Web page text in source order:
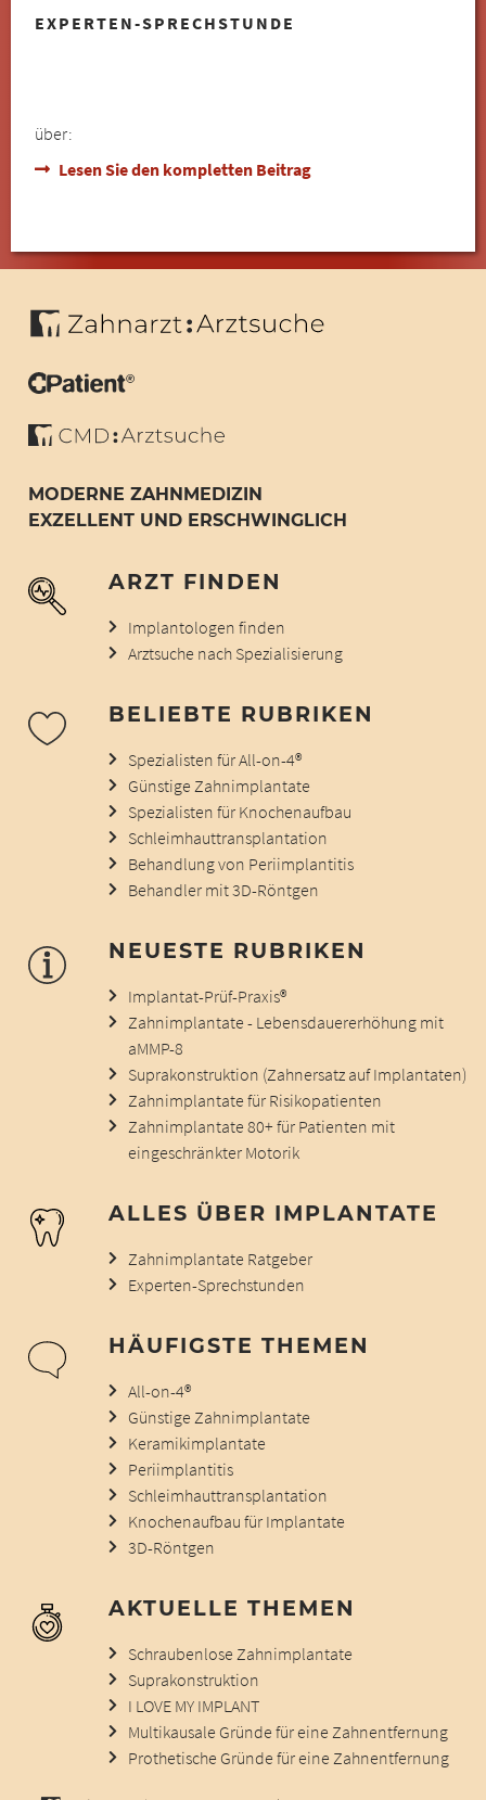
EXPERTEN-SPRECHSTUNDE
über:
Lesen Sie den kompletten Beitrag
MODERNE ZAHNMEDIZIN
EXZELLENT UND ERSCHWINGLICH
ARZT FINDEN
Implantologen finden
Arztsuche nach Spezialisierung
BELIEBTE RUBRIKEN
Spezialisten für All-on-4®
Günstige Zahnimplantate
Spezialisten für Knochenaufbau
Schleimhauttransplantation
Behandlung von Periimplantitis
Behandler mit 3D-Röntgen
NEUESTE RUBRIKEN
Implantat-Prüf-Praxis®
Zahnimplantate - Lebensdauererhöhung mit
aMMP-8
Suprakonstruktion (Zahnersatz auf Implantaten)
Zahnimplantate für Risikopatienten
Zahnimplantate 80+ für Patienten mit
eingeschränkter Motorik
ALLES ÜBER IMPLANTATE
Zahnimplantate Ratgeber
Experten-Sprechstunden
HÄUFIGSTE THEMEN
All-on-4®
Günstige Zahnimplantate
Keramikimplantate
Periimplantitis
Schleimhauttransplantation
Knochenaufbau für Implantate
3D-Röntgen
AKTUELLE THEMEN
Schraubenlose Zahnimplantate
Suprakonstruktion
I LOVE MY IMPLANT
Multikausale Gründe für eine Zahnentfernung
Prothetische Gründe für eine Zahnentfernung